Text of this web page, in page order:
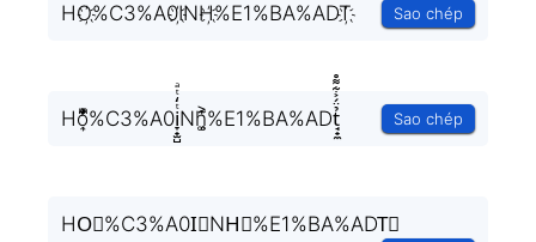
HO҉%C3%A0I҉NH҉%E1%BA%ADT҉ Sao chép
Ho͎̜̓̇ͫ̉͊ͨ͊%C3%A0i̞̟̫̺ͭ̒ͭͣNh͚̖̜̍̃͐%E1%BA%ADt̘̟̼̉̈́͐͋͌̊ Sao chép
HO⃗%C3%A0I⃗NH⃗%E1%BA%ADT⃗